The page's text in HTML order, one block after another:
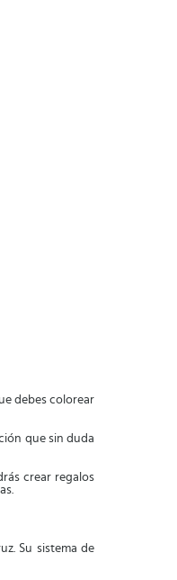
debes colorear
que sin duda
crear regalos
Su sistema de